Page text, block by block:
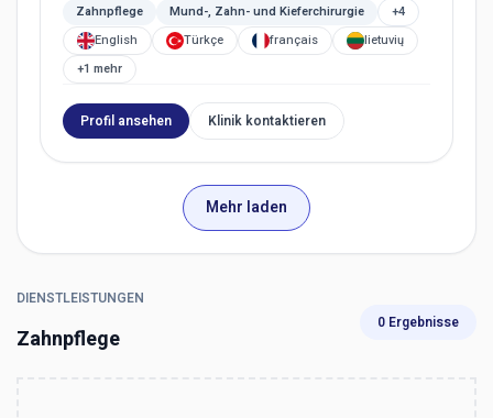
Zahnpflege Mund-, Zahn- und Kieferchirurgie
+4
English
Türkçe français
lietuvių
+1 mehr
Profil ansehen Klinik kontaktieren
Mehr laden
DIENSTLEISTUNGEN
Zahnpflege
0 Ergebnisse